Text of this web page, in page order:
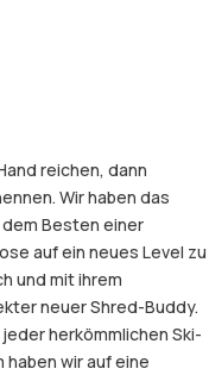
reichen, dann
Wir haben das
Besten einer
auf ein neues Level zu
und mit ihrem
neuer Shred-Buddy.
herkömmlichen Ski-
wir auf eine